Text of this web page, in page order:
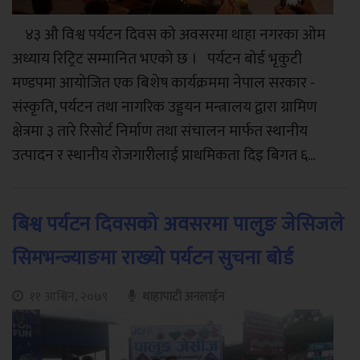
४३ औ विश्व पर्यटन दिवस को अवसरमा थाहा नगरका ओम
अध्याय रिट्रिट सम्मानित भएको छ । पर्यटन बोर्ड भृकुटी
मण्डपमा आयोजित एक बिशेष कार्यक्रममा नेपाल सरकार -
संस्कृति, पर्यटन तथा नागरिक उड्डयन मन्त्रालय द्वारा ग्रामिण
क्षेत्रमा ३ तारे रिसोर्ट निर्माण तथा संचालन मार्फत स्थानीय
उत्पादन र स्थानीय रोजगारीलाई प्राथमिकता दिइ बिगत ६...
बिश्व पर्यटन दिवसको अवसरमा पालुङ जेसिजले
सिमभन्ज्याङमा राख्यो पर्यटन सुचना बोर्ड